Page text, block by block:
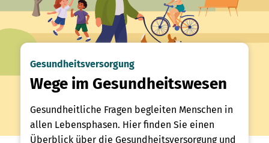
Gesundheitsversorgung
Wege im Gesundheitswesen
Gesundheitliche Fragen begleiten Menschen in
allen Lebensphasen. Hier finden Sie einen
Überblick über die Gesundheitsversorgung und